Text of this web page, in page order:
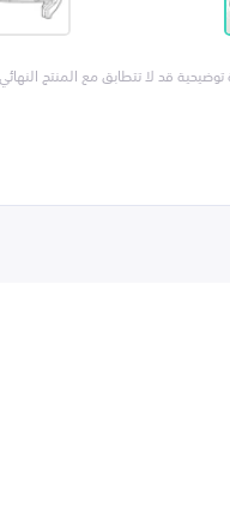
توضيحية قد لا تتطابق مع المنتج النهائي